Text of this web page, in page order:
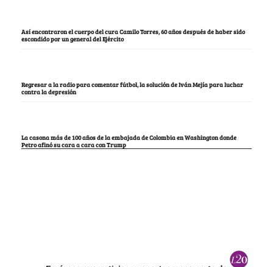
Así encontraron el cuerpo del cura Camilo Torres, 60 años después de haber sido
escondido por un general del Ejército
Regresar a la radio para comentar fútbol, la solución de Iván Mejía para luchar
contra la depresión
La casona más de 100 años de la embajada de Colombia en Washington donde
Petro afinó su cara a cara con Trump